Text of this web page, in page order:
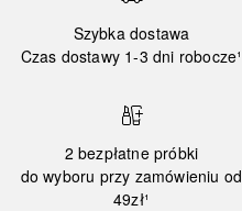
Szybka dostawa
Czas dostawy 1-3 dni robocze¹
2 bezpłatne próbki
do wyboru przy zamówieniu od
49zł¹